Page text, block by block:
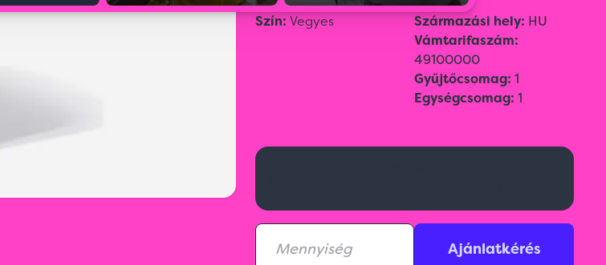
Szín: Vegyes Származási hely: HU
Vámtarifaszám:
49100000
Gyűjtőcsomag: 1
Egységcsomag: 1
Ajánlatkérés